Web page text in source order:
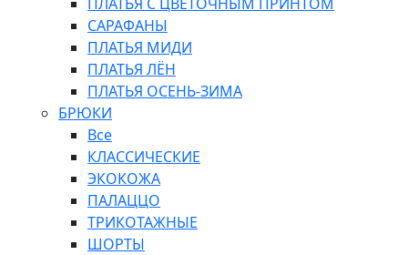
САРАФАНЫ
ПЛАТЬЯ МИДИ
ПЛАТЬЯ ЛЁН
ПЛАТЬЯ ОСЕНЬ-ЗИМА
БРЮКИ
Все
КЛАССИЧЕСКИЕ
ЭКОКОЖА
ПАЛАЦЦО
ТРИКОТАЖНЫЕ
ШОРТЫ